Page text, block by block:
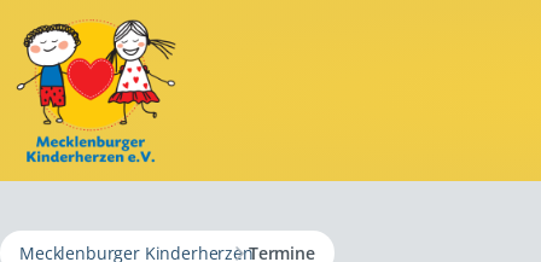
Mecklenburger KinderherzenTermine